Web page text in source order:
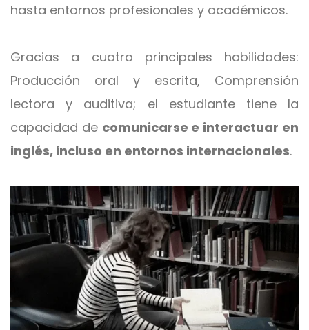
hasta entornos profesionales y académicos.
Gracias a cuatro principales habilidades:
Producción oral y escrita, Comprensión
lectora y auditiva; el estudiante tiene la
capacidad de comunicarse e interactuar en
inglés, incluso en entornos internacionales.